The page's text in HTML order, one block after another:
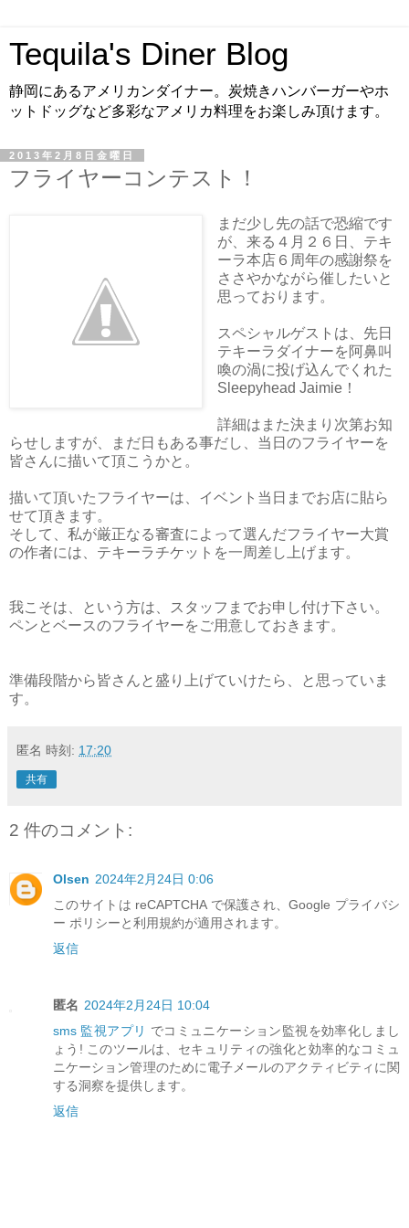
Tequila's Diner Blog
静岡にあるアメリカンダイナー。炭焼きハンバーガーやホ
ットドッグなど多彩なアメリカ料理をお楽しみ頂けます。
2013年2月8日金曜日
フライヤーコンテスト！
まだ少し先の話で恐縮です
が、来る４月２６日、テキ
ーラ本店６周年の感謝祭を
ささやかながら催したいと
思っております。
スペシャルゲストは、先日
テキーラダイナーを阿鼻叫
喚の渦に投げ込んでくれた
Sleepyhead Jaimie！
詳細はまた決まり次第お知
らせしますが、まだ日もある事だし、当日のフライヤーを
皆さんに描いて頂こうかと。
描いて頂いたフライヤーは、イベント当日までお店に貼ら
せて頂きます。
そして、私が厳正なる審査によって選んだフライヤー大賞
の作者には、テキーラチケットを一周差し上げます。
我こそは、という方は、スタッフまでお申し付け下さい。
ペンとベースのフライヤーをご用意しておきます。
準備段階から皆さんと盛り上げていけたら、と思っていま
す。
匿名 時刻: 17:20
共有
2 件のコメント:
Olsen 2024年2月24日 0:06
このサイトは reCAPTCHA で保護され、Google プライバシ
ー ポリシーと利用規約が適用されます。
返信
匿名 2024年2月24日 10:04
sms 監視アプリ でコミュニケーション監視を効率化しまし
ょう! このツールは、セキュリティの強化と効率的なコミュ
ニケーション管理のために電子メールのアクティビティに関
する洞察を提供します。
返信